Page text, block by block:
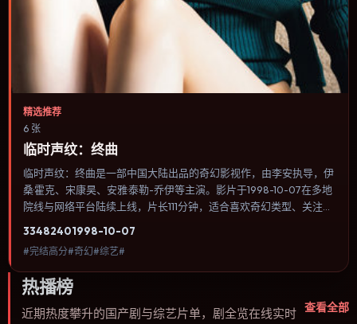
精选推荐
6 张
临时声纹：终曲
临时声纹：终曲是一部中国大陆出品的奇幻影视作，由李安执导，伊
桑·霍克、宋康昊、安雅·泰勒-乔伊等主演。影片于1998-10-07在多地
院线与网络平台陆续上线，片长111分钟，适合喜欢奇幻类型、关注人
奏与视听语言统一，可作为休闲观影或类型片补片的选择。
33482401998-10-07
#完结高分#奇幻#综艺#
热播榜
近期热度攀升的国产剧与综艺片单，剧全览在线实时 查看全部